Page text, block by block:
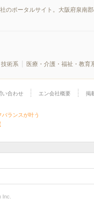
ポータルサイト。大阪府泉南
技術系 医療・介護・福祉・教育
い合わせ エン会社概要 掲
ランスが叶う